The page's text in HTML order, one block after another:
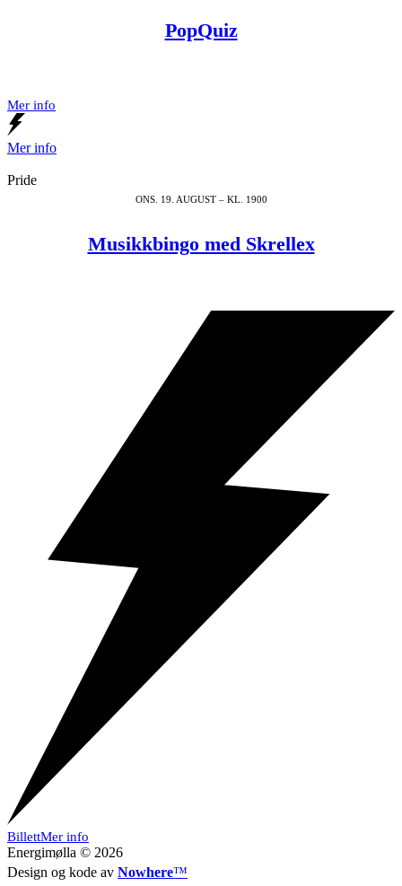
PopQuiz
Mer info
Mer info
Pride
ONS. 19. AUGUST – KL. 1900
Musikkbingo med Skrellex
BillettMer info
Energimølla © 2026
Design og kode av Nowhere™